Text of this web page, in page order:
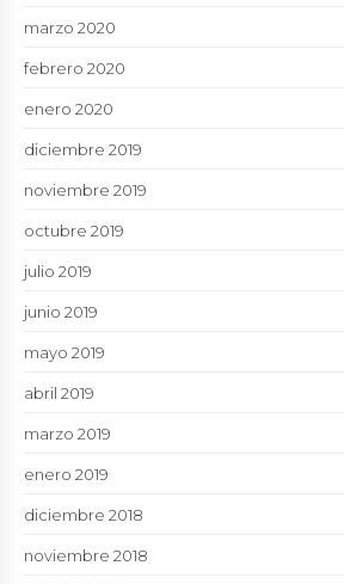
marzo 2020
febrero 2020
enero 2020
diciembre 2019
noviembre 2019
octubre 2019
julio 2019
junio 2019
mayo 2019
abril 2019
marzo 2019
enero 2019
diciembre 2018
noviembre 2018